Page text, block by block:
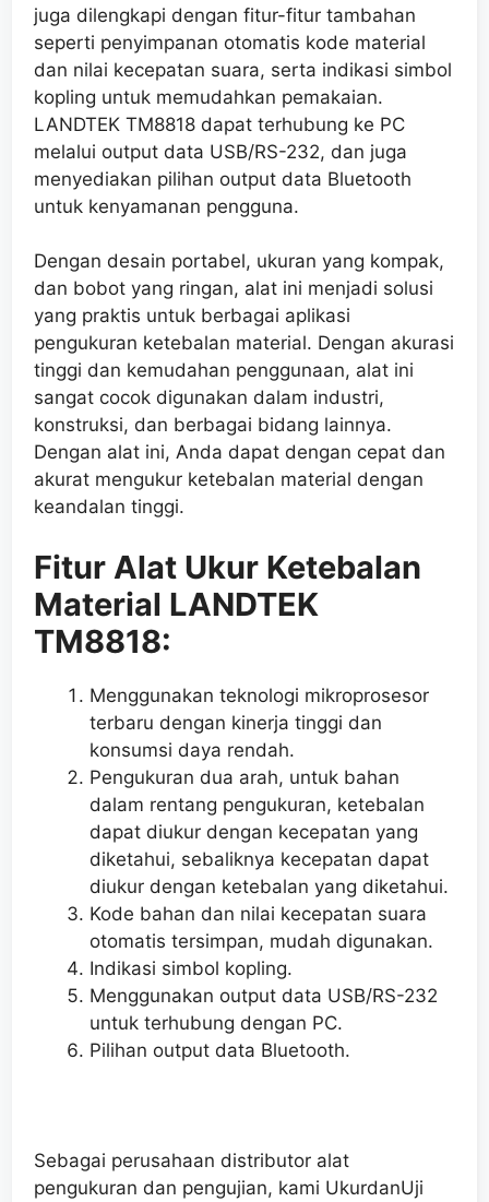
juga dilengkapi dengan fitur-fitur tambahan
seperti penyimpanan otomatis kode material
dan nilai kecepatan suara, serta indikasi simbol
kopling untuk memudahkan pemakaian.
LANDTEK TM8818 dapat terhubung ke PC
melalui output data USB/RS-232, dan juga
menyediakan pilihan output data Bluetooth
untuk kenyamanan pengguna.
Dengan desain portabel, ukuran yang kompak,
dan bobot yang ringan, alat ini menjadi solusi
yang praktis untuk berbagai aplikasi
pengukuran ketebalan material. Dengan akurasi
tinggi dan kemudahan penggunaan, alat ini
sangat cocok digunakan dalam industri,
konstruksi, dan berbagai bidang lainnya.
Dengan alat ini, Anda dapat dengan cepat dan
akurat mengukur ketebalan material dengan
keandalan tinggi.
Fitur Alat Ukur Ketebalan
Material LANDTEK
TM8818:
Menggunakan teknologi mikroprosesor
terbaru dengan kinerja tinggi dan
konsumsi daya rendah.
Pengukuran dua arah, untuk bahan
dalam rentang pengukuran, ketebalan
dapat diukur dengan kecepatan yang
diketahui, sebaliknya kecepatan dapat
diukur dengan ketebalan yang diketahui.
Kode bahan dan nilai kecepatan suara
otomatis tersimpan, mudah digunakan.
Indikasi simbol kopling.
Menggunakan output data USB/RS-232
untuk terhubung dengan PC.
Pilihan output data Bluetooth.
Sebagai perusahaan distributor alat
pengukuran dan pengujian, kami UkurdanUji